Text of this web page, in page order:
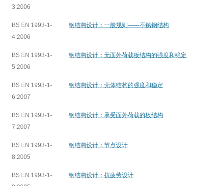
3:2006
BS EN 1993-1-
4:2006
钢结构设计：一般规则——不锈钢结构
BS EN 1993-1-
5:2006
钢结构设计：无面外荷载板结构的强度和稳定
BS EN 1993-1-
6:2007
钢结构设计：壳体结构的强度和稳定
BS EN 1993-1-
7:2007
钢结构设计：承受面外荷载的板结构
BS EN 1993-1-
8:2005
钢结构设计：节点设计
BS EN 1993-1-
钢结构设计：抗疲劳设计